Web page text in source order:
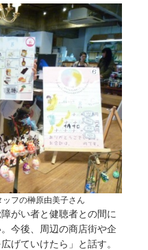
フの榊原由美子さん
がい者と健聴者との間に
今後、周辺の商店街や企
げていけたら」と話す。